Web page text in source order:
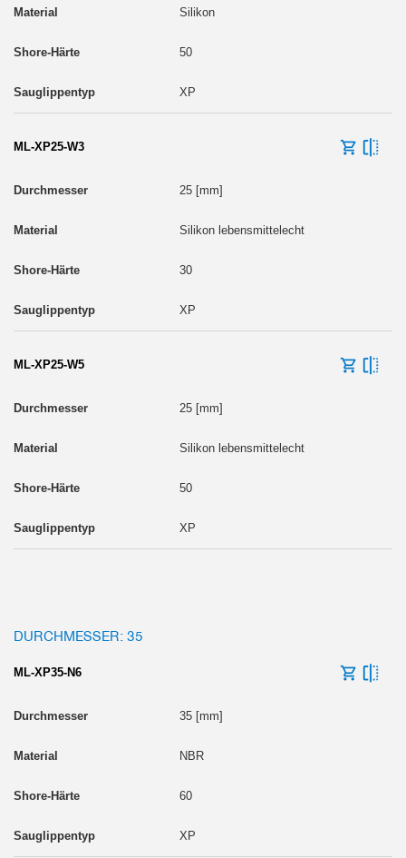
Silikon
50
XP
ML-XP25-W3
25 [mm]
Silikon lebensmittelecht
30
XP
ML-XP25-W5
25 [mm]
Silikon lebensmittelecht
50
XP
DURCHMESSER: 35
ML-XP35-N6
35 [mm]
NBR
60
XP